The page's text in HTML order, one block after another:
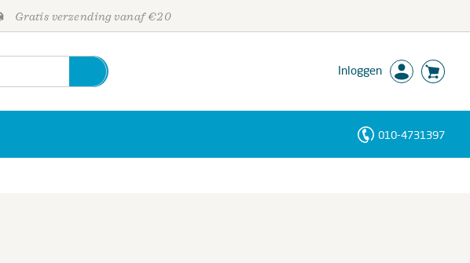
Gratis verzending vanaf €20
Inloggen
010-4731397
Personen